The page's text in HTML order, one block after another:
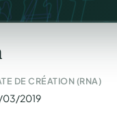
DE CRÉATION (RNA)
03/2019